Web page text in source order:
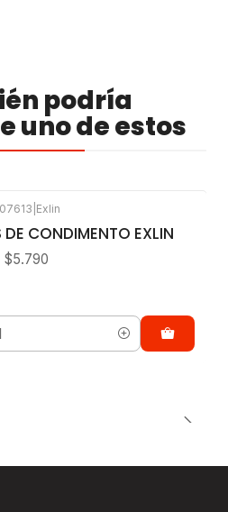
podría
uno de estos
Exlin
DE CONDIMENTO EXLIN
$5.790